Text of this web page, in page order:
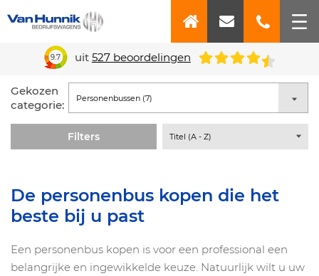
9.7 uit 527beoordelingen
Gekozen
categorie:
Filters
De personenbus kopen die het
beste bij u past
Een personenbus kopen is voor een professional een
belangrijke en ingewikkelde keuze. Natuurlijk wilt u uw